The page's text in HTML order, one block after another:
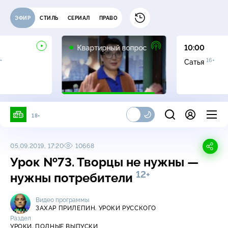
ЭФИР СТИЛЬ СЕРИАЛ ПРАВО
Квартирный вопрос
0+
10:00
Сатья 16+
18+
05.09.2019, 17:20 10668
Урок №73. Творцы не нужны —
нужны потребители 12+
Видео программы
ЗАХАР ПРИЛЕПИН. УРОКИ РУССКОГО
Раздел
УРОКИ. ПОЛНЫЕ ВЫПУСКИ